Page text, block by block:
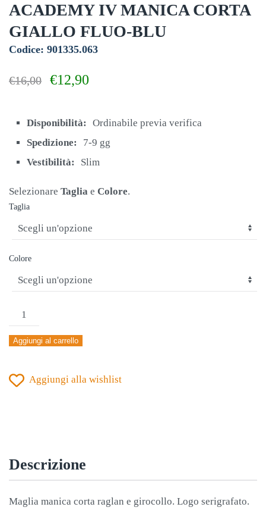
ACADEMY IV MANICA CORTA
GIALLO FLUO-BLU
Codice: 901335.063
€16,00
era:
€12,90
è:
Disponibilità:
Ordinabile previa verifica
Spedizione:
7-9 gg
Vestibilità:
Slim
Selezionare Taglia e Colore.
Taglia
Colore
MAGLIA
DONNA
JOMA
IV
BLU
quantità
Aggiungi al carrello
Aggiungi alla wishlist
Descrizione
Maglia manica corta raglan e girocollo. Logo serigrafato.